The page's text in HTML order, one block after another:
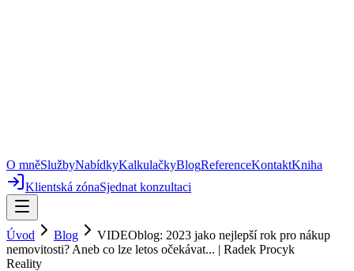
O mněSlužbyNabídkyKalkulačkyBlogReferenceKontaktKniha
Klientská zónaSjednat konzultaci
Úvod Blog
VIDEOblog: 2023 jako nejlepší rok pro nákup
nemovitosti? Aneb co lze letos očekávat... | Radek Procyk
Reality